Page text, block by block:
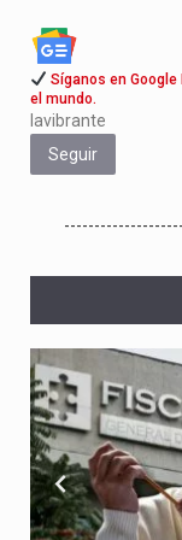
Síganos en
el mundo.
lavibrante
Seguir